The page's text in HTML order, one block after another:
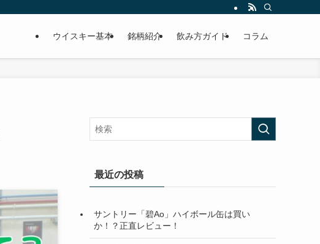
ウイスキー基本 銘柄紹介 飲み方ガイド コラム
最近の投稿
サントリー「碧Ao」ハイボール缶は買い
か！？正直レビュー！